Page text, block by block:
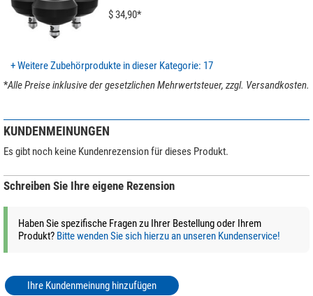
Zähigkeit aus. Die Streckgrenze ist vergleichbar mit Baustahl. Alle Teile
werden auf modernsten
CNC-Maschinen
und sind dadurch deutlich
Unser Expertenkommentar:
Tipp:Entdecken Sie unseren MagazinbeitragKaufratgeber: Leofoto-
Stativeund lassen Sie sich von den Expertentipps inspirieren, um das
perfekte Stativ zu finden!
(Stefan Taube)
Allgemein
Gewicht (kg)
1,55
$ 34,90*
+ Weitere Zubehörprodukte in dieser Kategorie: 17
*Alle Preise inklusive der gesetzlichen Mehrwertsteuer, zzgl. Versandkosten.
KUNDENMEINUNGEN
Es gibt noch keine Kundenrezension für dieses Produkt.
Schreiben Sie Ihre eigene Rezension
Haben Sie spezifische Fragen zu Ihrer Bestellung oder Ihrem
Produkt? Bitte wenden Sie sich hierzu an unseren Kundenservice!
Ihre Kundenmeinung hinzufügen